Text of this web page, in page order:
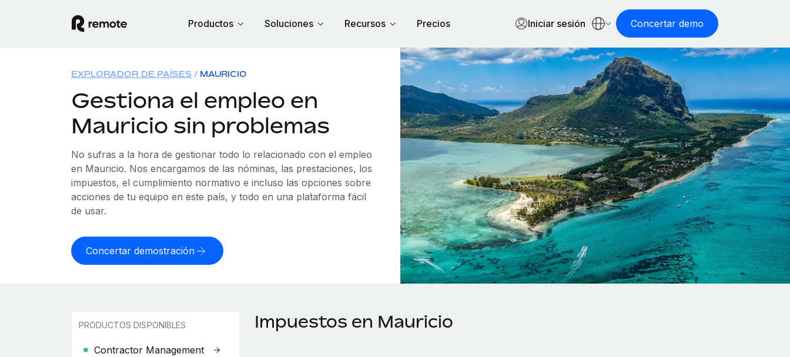
Productos Soluciones Recursos Precios Iniciar sesión Concertar demo
EXPLORADOR DE PAÍSES MAURICIO
Gestiona el empleo en
Mauricio sin problemas
No sufras a la hora de gestionar todo lo relacionado con el empleo
en Mauricio. Nos encargamos de las nóminas, las prestaciones, los
impuestos, el cumplimiento normativo e incluso las opciones sobre
acciones de tu equipo en este país, y todo en una plataforma fácil
de usar.
Concertar demostración
PRODUCTOS DISPONIBLES
Contractor Management
Impuestos en Mauricio